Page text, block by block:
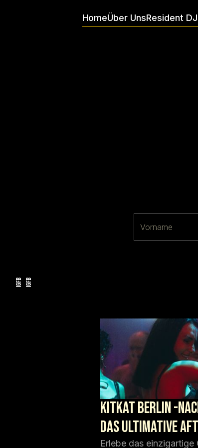
HomeÜber UnsResident
IG
FB
IG
FB
KitKat Berlin -
das ultimative
Erlebe das einzigartige